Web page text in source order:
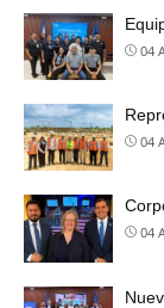
04
04
04